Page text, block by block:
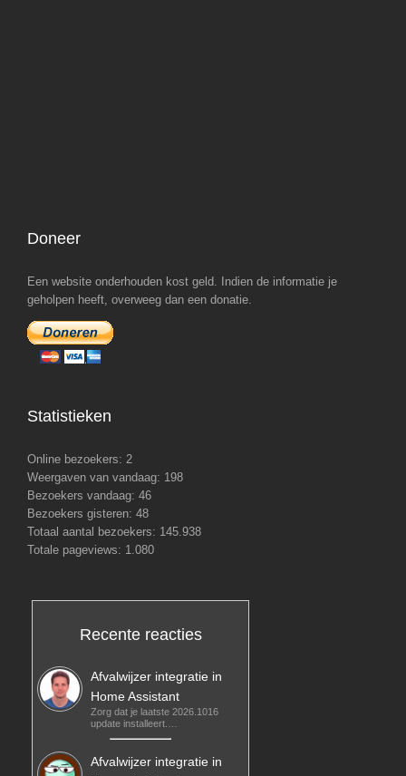
Doneer
Een website onderhouden kost geld. Indien de informatie je
geholpen heeft, overweeg dan een donatie.
Statistieken
Online bezoekers: 2
Weergaven van vandaag: 198
Bezoekers vandaag: 46
Bezoekers gisteren: 48
Totaal aantal bezoekers: 145.938
Totale pageviews: 1.080
Recente reacties
Afvalwijzer integratie in
Home Assistant
Zorg dat je laatste 2026.1016
update installeert.…
Afvalwijzer integratie in